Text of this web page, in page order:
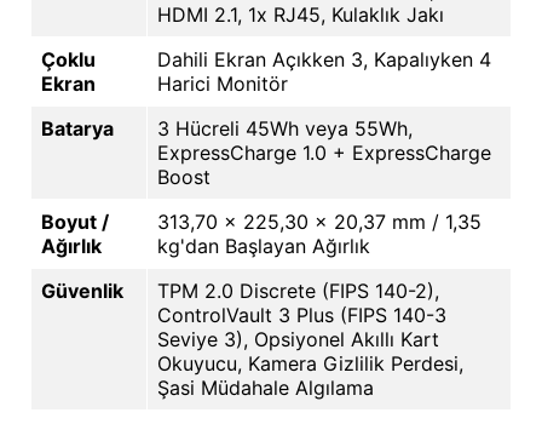
HDMI 2.1, 1x RJ45, Kulaklık Jakı
Çoklu
Ekran
Dahili Ekran Açıkken 3, Kapalıyken 4
Harici Monitör
Batarya
3 Hücreli 45Wh veya 55Wh,
ExpressCharge 1.0 + ExpressCharge
Boost
Boyut /
Ağırlık
313,70 x 225,30 x 20,37 mm / 1,35
kg'dan Başlayan Ağırlık
Güvenlik
TPM 2.0 Discrete (FIPS 140-2),
ControlVault 3 Plus (FIPS 140-3
Seviye 3), Opsiyonel Akıllı Kart
Okuyucu, Kamera Gizlilik Perdesi,
Şasi Müdahale Algılama